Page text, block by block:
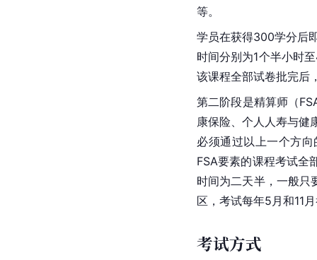
等。
学员在获得300学分后
时间分别为1个半小时
该课程全部试卷批完后
第二阶段是精算师（
康保险、个人人寿与健
必须通过以上一个方
FSA要素的课程考试全
时间为二天半，一般只
区，考试每年5月和11
考试方式